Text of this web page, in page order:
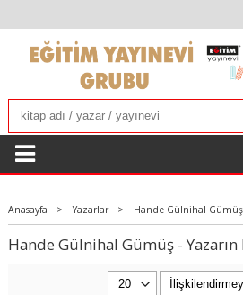
Anasayfa > Yazarlar > Hande Gülnihal Gümüş
Hande Gülnihal Gümüş - Yazarın